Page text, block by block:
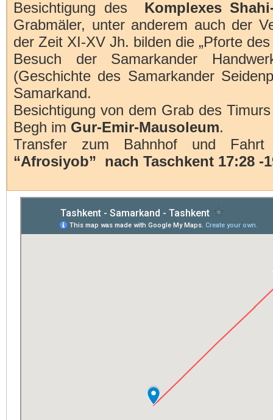
Besichtigung des Komplexes
Grabmäler, unter anderem auch der
der Zeit XI-XV Jh. bilden die „Pforte
Besuch der Samarkander
(Geschichte des Samarkander
Samarkand.
Besichtigung von dem Grab des
Begh im Gur-Emir-Mausoleum.
Transfer zum Bahnhof und
“Afrosiyob” nach Taschkent 17:28 -